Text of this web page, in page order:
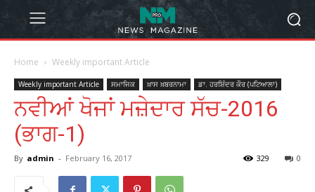
Home Weekly important Article
Weekly important Article ਸਮਾਜਿਕ ਖ਼ਾਸ ਖ਼ਬਰਨਾਮਾ ਡਾ. ਹਰਸ਼ਿੰਦਰ ਕੌਰ (ਪਟਿਆਲਾ)
ਨਵੀਆਂ ਖੋਜਾਂ ਮਜ਼ੇਦਾਰ ਸੱਚ-2016
(ਭਾਗ-1)
By admin - February 16, 2017 0
329